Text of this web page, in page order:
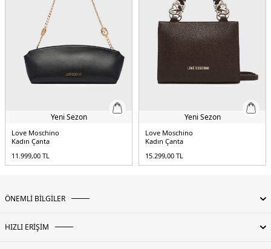
Yeni Sezon
Love Moschino
Kadın Çanta
11.999,00 TL
Yeni Sezon
Love Moschino
Kadın Çanta
15.299,00 TL
ÖNEMLİ BİLGİLER
HIZLI ERİŞİM